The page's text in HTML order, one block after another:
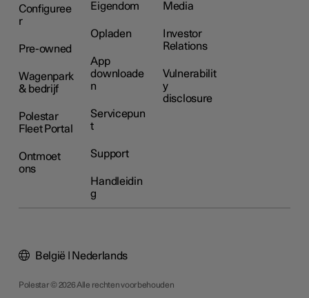
Configuree
r
Pre-owned
Wagenpark
& bedrijf
Polestar
Fleet Portal
Ontmoet
ons
Eigendom
Opladen
App
downloade
n
Servicepun
t
Support
Handleidin
g
Media
Investor
Relations
Vulnerabilit
y
disclosure
Polestar © 2026 Alle rechten voorbehouden
België | Nederlands